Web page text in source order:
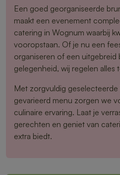
Een goed georganiseerde
maakt een evenement
catering in Wognum waarbij
vooropstaan. Of je nu een
organiseren of een
gelegenheid, wij regelen alles
Met zorgvuldig
gevarieerd menu zorgen we
culinaire ervaring. Laat je
gerechten en geniet van
extra biedt.